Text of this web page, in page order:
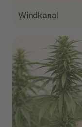
Windkanal